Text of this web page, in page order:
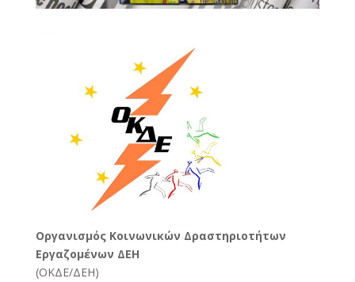
Oργανισμός Κοινωνικών Δραστηριοτήτων
Εργαζομένων ΔΕΗ
(ΟΚΔΕ/ΔΕΗ)